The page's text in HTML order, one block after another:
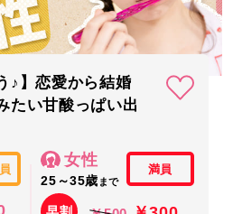
♪】恋愛から結婚
たい甘酸っぱい出
女性
25～35歳 まで
満員